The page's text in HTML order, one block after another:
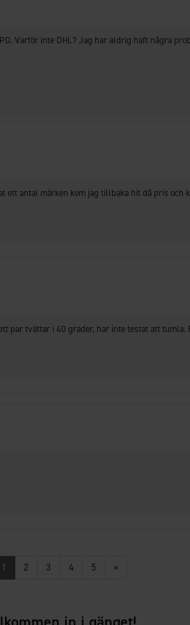
Varför inte DHL? Jag har aldrig haft några
ett antal märken kom jag tillbaka hit då pris och
par tvättar i 40 grader, har inte testat att tumla.
1 2 3 4 5 »